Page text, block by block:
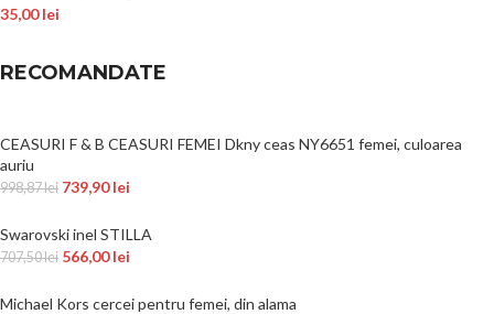
35,00lei
RECOMANDATE
CEASURI F & B CEASURI FEMEI Dkny ceas NY6651 femei, culoarea
auriu
998,87lei 739,90lei
Swarovski inel STILLA
707,50lei 566,00lei
Michael Kors cercei pentru femei, din alama